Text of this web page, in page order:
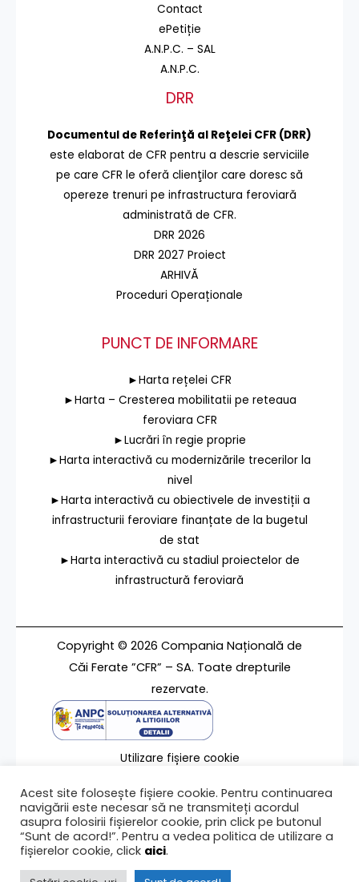
Contact
ePetiție
A.N.P.C. – SAL
A.N.P.C.
DRR
Documentul de Referinţă al Reţelei CFR (DRR)
este elaborat de CFR pentru a descrie serviciile
pe care CFR le oferă clienţilor care doresc să
opereze trenuri pe infrastructura feroviară
administrată de CFR.
DRR 2026
DRR 2027 Proiect
ARHIVĂ
Proceduri Operaționale
PUNCT DE INFORMARE
►Harta rețelei CFR
►Harta – Cresterea mobilitatii pe reteaua
feroviara CFR
►Lucrări în regie proprie
►Harta interactivă cu modernizările trecerilor la
nivel
►Harta interactivă cu obiectivele de investiții a
infrastructurii feroviare finanțate de la bugetul
de stat
►Harta interactivă cu stadiul proiectelor de
infrastructură feroviară
Copyright © 2026 Compania Națională de
Căi Ferate ”CFR” – SA. Toate drepturile
rezervate.
Utilizare fișiere cookie
Contact
Ultima modificare a paginii 12/02/2024
Acest site folosește fișiere cookie. Pentru continuarea
navigării este necesar să ne transmiteți acordul
asupra folosirii fișierelor cookie, prin click pe butonul
“Sunt de acord!”. Pentru a vedea politica de utilizare a
fișierelor cookie, click aici.